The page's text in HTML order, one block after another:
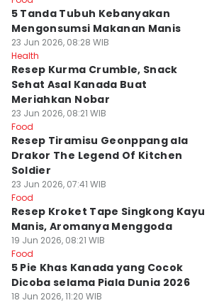
5 Tanda Tubuh Kebanyakan
Mengonsumsi Makanan Manis
23 Jun 2026, 08:28 WIB
Health
Resep Kurma Crumble, Snack
Sehat Asal Kanada Buat
Meriahkan Nobar
23 Jun 2026, 08:21 WIB
Food
Resep Tiramisu Geonppang ala
Drakor The Legend Of Kitchen
Soldier
23 Jun 2026, 07:41 WIB
Food
Resep Kroket Tape Singkong Kayu
Manis, Aromanya Menggoda
19 Jun 2026, 08:21 WIB
Food
5 Pie Khas Kanada yang Cocok
Dicoba selama Piala Dunia 2026
18 Jun 2026, 11:20 WIB